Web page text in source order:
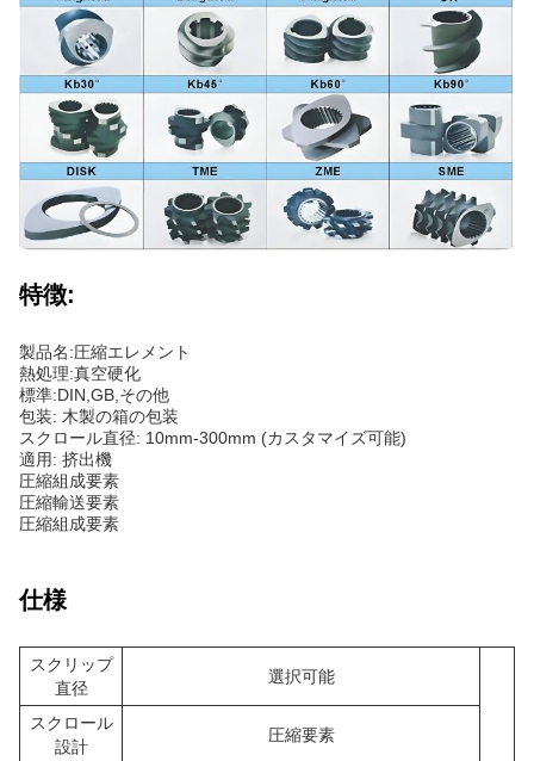
特徴:
製品名:圧縮エレメント
熱処理:真空硬化
標準:DIN,GB,その他
包装: 木製の箱の包装
スクロール直径: 10mm-300mm (カスタマイズ可能)
適用: 挤出機
圧縮組成要素
圧縮輸送要素
圧縮組成要素
仕様
スクリップ
直径
選択可能
スクロール
設計
圧縮要素